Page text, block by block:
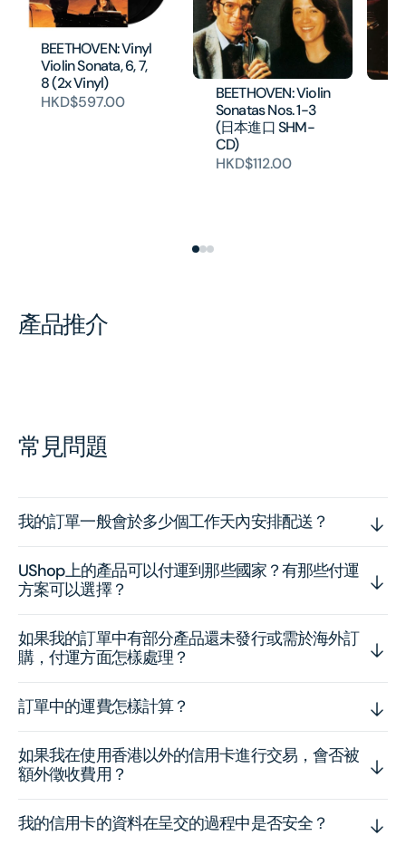
BEETHOVEN: Vinyl
Violin Sonata, 6, 7,
8 (2x Vinyl)
HKD$597.00
BEETHOVEN: Violin
Sonatas Nos. 1-3
(日本進口 SHM-
CD)
HKD$112.00
產品推介
常見問題
我的訂單一般會於多少個工作天內安排配送？
UShop上的產品可以付運到那些國家？有那些付運
方案可以選擇？
如果我的訂單中有部分產品還未發行或需於海外訂
購，付運方面怎樣處理？
訂單中的運費怎樣計算？
如果我在使用香港以外的信用卡進行交易，會否被
額外徵收費用？
我的信用卡的資料在呈交的過程中是否安全？